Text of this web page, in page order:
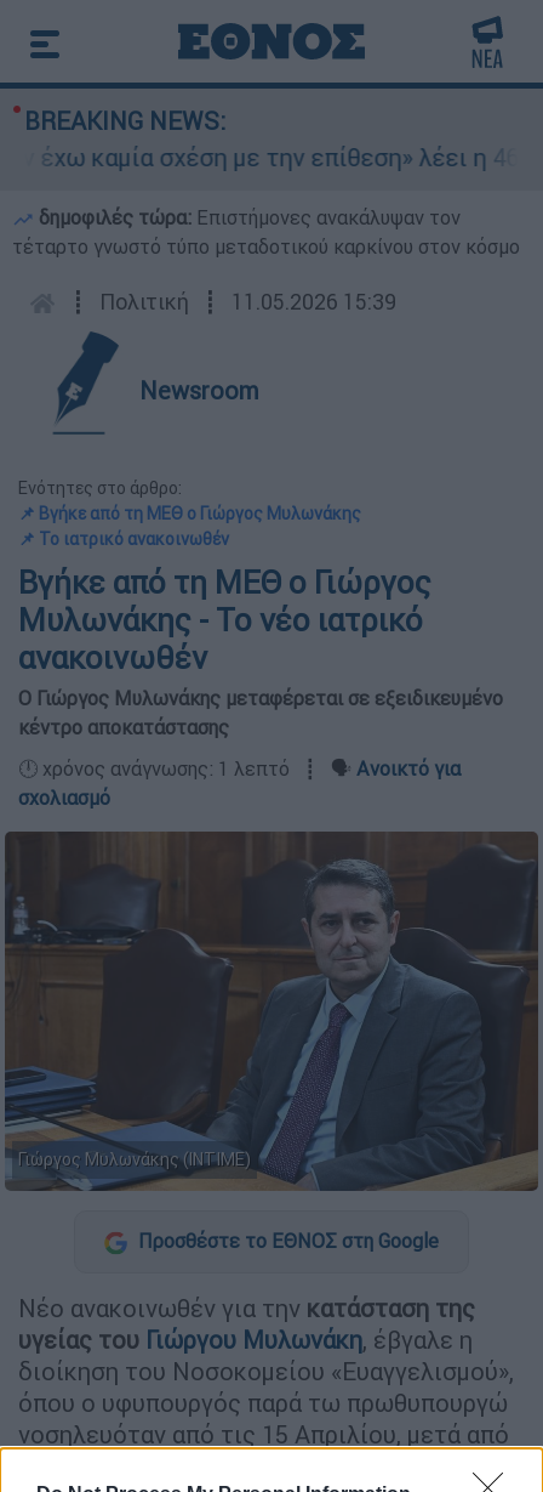
BREAKING NEWS:
καμία σχέση με την επίθεση» λέει η
δημοφιλές τώρα: Επιστήμονες ανακάλυψαν τον
τέταρτο γνωστό τύπο μεταδοτικού καρκίνου στον κόσμο
┋ Πολιτική ┋ 11.05.2026 15:39
Newsroom
Ενότητες στο άρθρο:
📌 Βγήκε από τη ΜΕΘ ο Γιώργος Μυλωνάκης
📌 Το ιατρικό ανακοινωθέν
Βγήκε από τη ΜΕΘ ο Γιώργος
Μυλωνάκης - Το νέο ιατρικό
ανακοινωθέν
Ο Γιώργος Μυλωνάκης μεταφέρεται σε εξειδικευμένο
κέντρο αποκατάστασης
🕛 χρόνος ανάγνωσης: 1 λεπτό ┋ 🗣️ Ανοικτό για
σχολιασμό
Γιώργος Μυλωνάκης (ΙΝΤΙΜΕ)
Προσθέστε το ΕΘΝΟΣ στη Google
Νέο ανακοινωθέν για την κατάσταση της
υγείας του Γιώργου Μυλωνάκη, έβγαλε η
διοίκηση του Νοσοκομείου «Ευαγγελισμού»,
όπου ο υφυπουργός παρά τω πρωθυπουργώ
νοσηλευόταν από τις 15 Απριλίου, μετά από